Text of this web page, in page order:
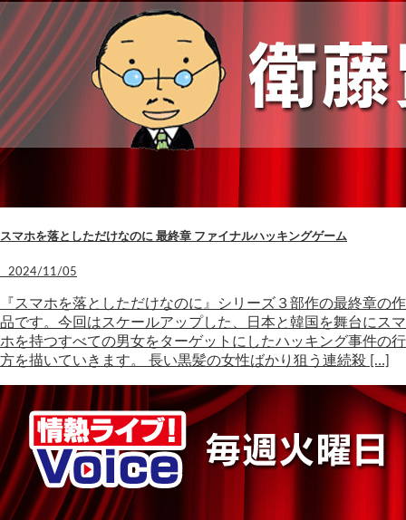
スマホを落としただけなのに 最終章 ファイナルハッキングゲーム
2024/11/05
『スマホを落としただけなのに』シリーズ３部作の最終章の作
品です。今回はスケールアップした、日本と韓国を舞台にスマ
ホを持つすべての男女をターゲットにしたハッキング事件の行
方を描いていきます。 長い黒髪の女性ばかり狙う連続殺 […]